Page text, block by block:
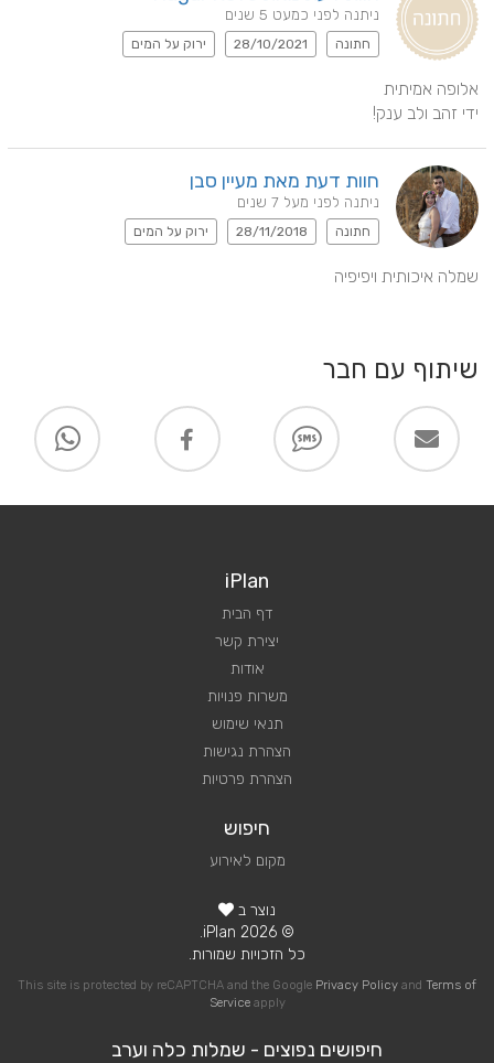
ניתנה לפני כמעט 5 שנים
חתונה 28/10/2021 ירוק על המים
ידי זהב ולב ענק!
חוות דעת מאת מעיין סבן
ניתנה לפני מעל 7 שנים
חתונה 28/11/2018 ירוק על המים
שמלה איכותית ויפיפיה
שיתוף עם חבר
iPlan
דף הבית
יצירת קשר
אודות
משרות פנויות
תנאי שימוש
הצהרת נגישות
הצהרת פרטיות
חיפוש
מקום לאירוע
נוצר ב
© 2026 iPlan.
כל הזכויות שמורות.
This site is protected by reCAPTCHA and the Google Privacy Policy and Terms of
Serviceapply
חיפושים נפוצים - שמלות כלה וערב